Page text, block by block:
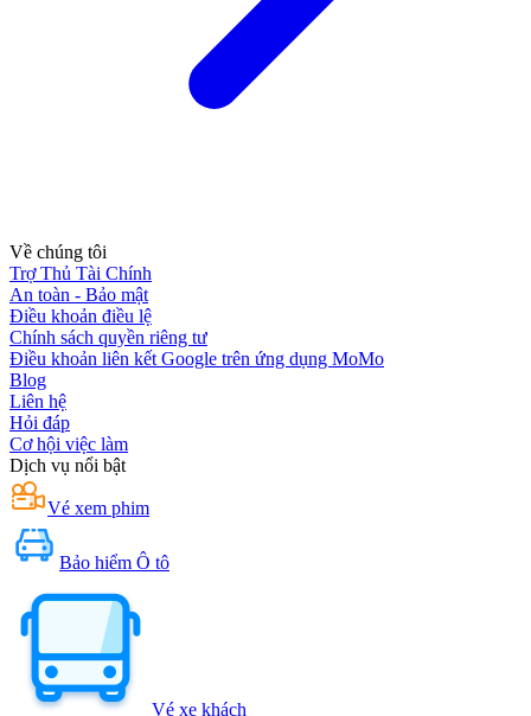
Về chúng tôi
Trợ Thủ Tài Chính
An toàn - Bảo mật
Điều khoản điều lệ
Chính sách quyền riêng tư
Điều khoản liên kết Google trên ứng dụng MoMo
Blog
Liên hệ
Hỏi đáp
Cơ hội việc làm
Dịch vụ nổi bật
Vé xem phim
Bảo hiểm Ô tô
Vé xe khách